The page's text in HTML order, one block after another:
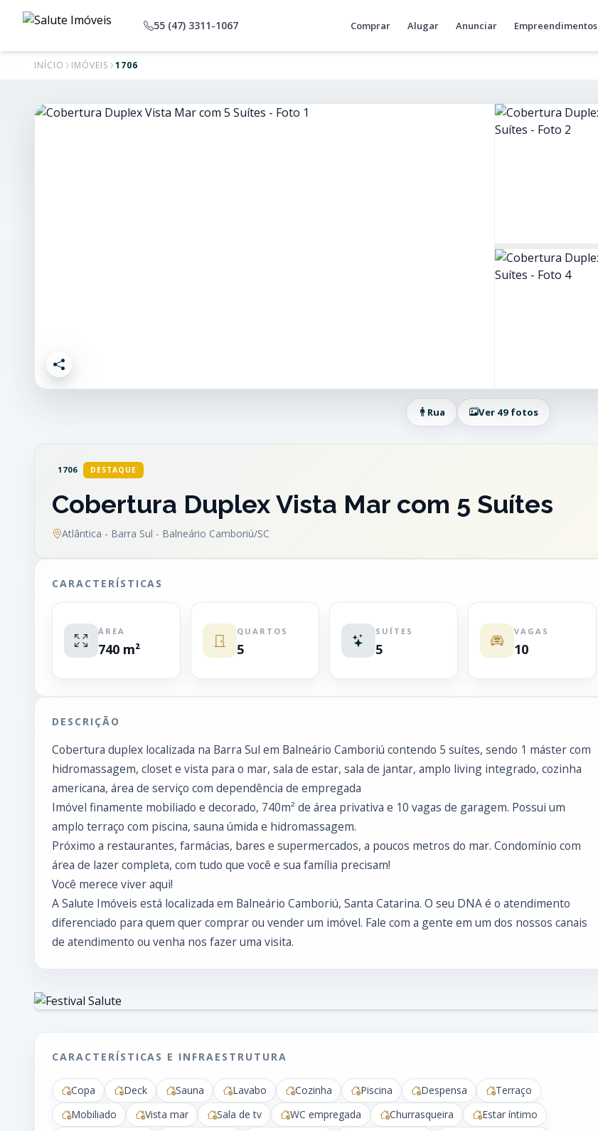
55 (47) 3311-1067 Comprar Alugar Anunciar Empreendimentos
INÍCIO IMÓVEIS 1706
Rua Ver 49 fotos
1706 DESTAQUE
Cobertura Duplex Vista Mar com 5 Suítes
Atlântica - Barra Sul - Balneário Camboriú/SC
CARACTERÍSTICAS
ÁREA
740 m²
QUARTOS
5
SUÍTES
5
VAGAS
10
DESCRIÇÃO
Cobertura duplex localizada na Barra Sul em Balneário Camboriú contendo 5 suítes, sendo 1 máster com
hidromassagem, closet e vista para o mar, sala de estar, sala de jantar, amplo living integrado, cozinha
americana, área de serviço com dependência de empregada
Imóvel finamente mobiliado e decorado, 740m² de área privativa e 10 vagas de garagem. Possui um
amplo terraço com piscina, sauna úmida e hidromassagem.
Próximo a restaurantes, farmácias, bares e supermercados, a poucos metros do mar. Condomínio com
área de lazer completa, com tudo que você e sua família precisam!
Você merece viver aqui!
A Salute Imóveis está localizada em Balneário Camboriú, Santa Catarina. O seu DNA é o atendimento
diferenciado para quem quer comprar ou vender um imóvel. Fale com a gente em um dos nossos canais
de atendimento ou venha nos fazer uma visita.
CARACTERÍSTICAS E INFRAESTRUTURA
Copa Deck Sauna Lavabo Cozinha Piscina Despensa
Terraço
Mobiliado
Vista mar Sala de tv WC empregada Churrasqueira
Estar íntimo